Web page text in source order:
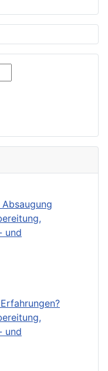
und
Erfahrungen?
und